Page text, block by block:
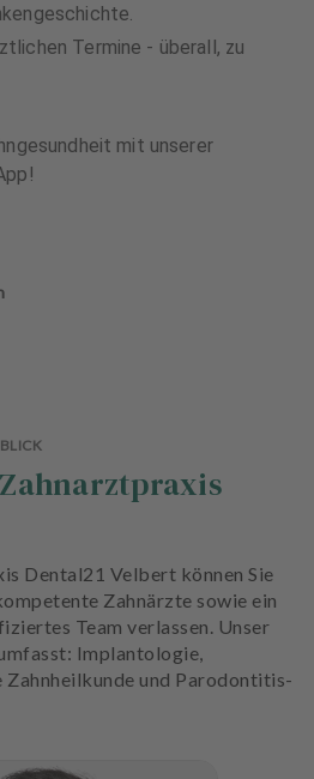
Termine - überall, zu
mit unserer
Dental21 Velbert können Sie
Zahnärzte sowie ein
Team verlassen. Unser
Implantologie,
Zahnheilkunde und Parodontitis-